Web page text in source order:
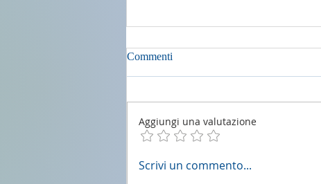
2 agosto 2026 - 18a Domenica
Commenti
Aggiungi una valutazione
Scrivi un commento...